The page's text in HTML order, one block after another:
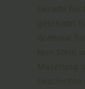
Gerade für
geschätzt
Grabmal
kein Stein
Maserung